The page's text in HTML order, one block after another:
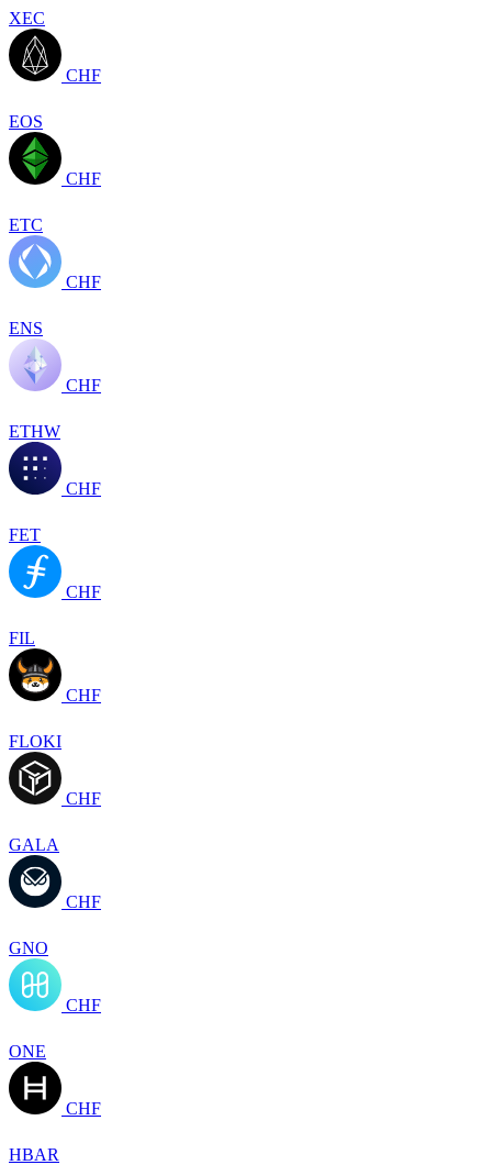
XEC
CHF
EOS
CHF
ETC
CHF
ENS
CHF
ETHW
CHF
FET
CHF
FIL
CHF
FLOKI
CHF
GALA
CHF
GNO
CHF
ONE
CHF
HBAR